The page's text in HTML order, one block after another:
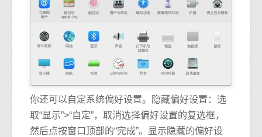
你还可以自定系统偏好设置。隐藏偏好设置：选
取“显示”>“自定”，取消选择偏好设置的复选框，
然后点按窗口顶部的“完成”。显示隐藏的偏好设